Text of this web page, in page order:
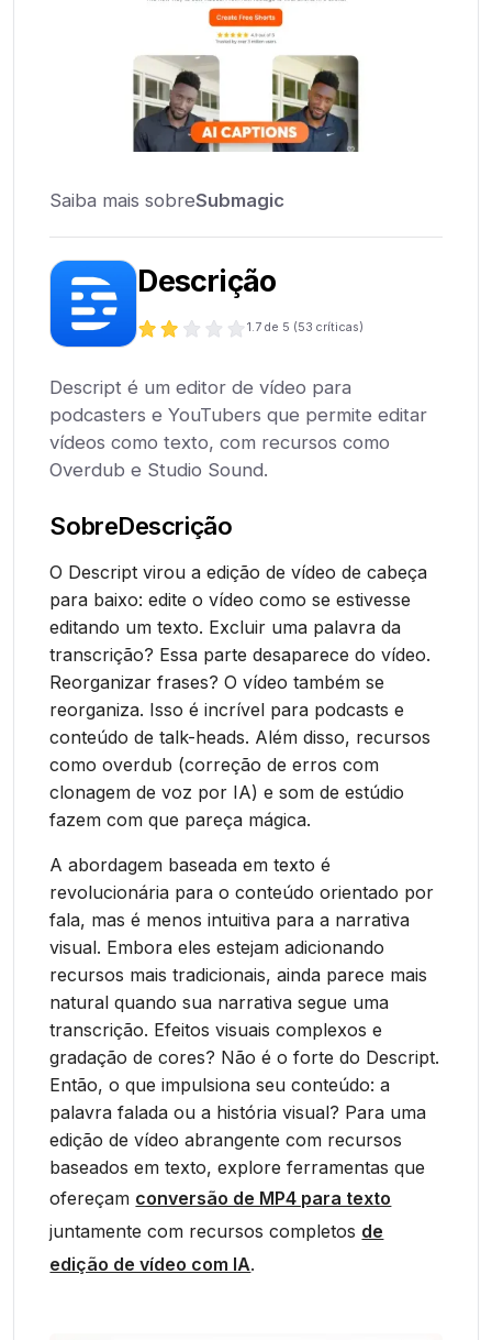
Saiba mais sobreSubmagic
Descrição
1.7 de 5 (53 críticas)
Descript é um editor de vídeo para
podcasters e YouTubers que permite editar
vídeos como texto, com recursos como
Overdub e Studio Sound.
SobreDescrição
O Descript virou a edição de vídeo de cabeça
para baixo: edite o vídeo como se estivesse
editando um texto. Excluir uma palavra da
transcrição? Essa parte desaparece do vídeo.
Reorganizar frases? O vídeo também se
reorganiza. Isso é incrível para podcasts e
conteúdo de talk-heads. Além disso, recursos
como overdub (correção de erros com
clonagem de voz por IA) e som de estúdio
fazem com que pareça mágica.
A abordagem baseada em texto é
revolucionária para o conteúdo orientado por
fala, mas é menos intuitiva para a narrativa
visual. Embora eles estejam adicionando
recursos mais tradicionais, ainda parece mais
natural quando sua narrativa segue uma
transcrição. Efeitos visuais complexos e
gradação de cores? Não é o forte do Descript.
Então, o que impulsiona seu conteúdo: a
palavra falada ou a história visual? Para uma
edição de vídeo abrangente com recursos
baseados em texto, explore ferramentas que
ofereçam conversão de MP4 para texto
juntamente com recursos completos de
edição de vídeo com IA.